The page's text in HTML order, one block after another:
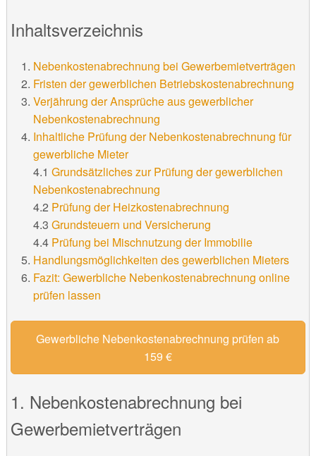
Inhaltsverzeichnis
Nebenkostenabrechnung bei Gewerbemietverträgen
Fristen der gewerblichen Betriebskostenabrechnung
Verjährung der Ansprüche aus gewerblicher
Nebenkostenabrechnung
Inhaltliche Prüfung der Nebenkostenabrechnung für
gewerbliche Mieter
4.1 Grundsätzliches zur Prüfung der gewerblichen
Nebenkostenabrechnung
4.2 Prüfung der Heizkostenabrechnung
4.3 Grundsteuern und Versicherung
4.4 Prüfung bei Mischnutzung der Immobilie
Handlungsmöglichkeiten des gewerblichen Mieters
Fazit: Gewerbliche Nebenkostenabrechnung online
prüfen lassen
Gewerbliche Nebenkostenabrechnung prüfen ab
159 €
1. Nebenkostenabrechnung bei
Gewerbemietverträgen